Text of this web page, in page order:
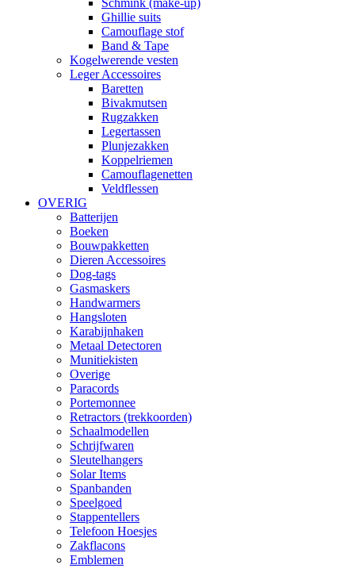
Ghillie suits
Camouflage stof
Band & Tape
Kogelwerende vesten
Leger Accessoires
Baretten
Bivakmutsen
Rugzakken
Legertassen
Plunjezakken
Koppelriemen
Camouflagenetten
Veldflessen
OVERIG
Batterijen
Boeken
Bouwpakketten
Dieren Accessoires
Dog-tags
Gasmaskers
Handwarmers
Hangsloten
Karabijnhaken
Metaal Detectoren
Munitiekisten
Overige
Paracords
Portemonnee
Retractors (trekkoorden)
Schaalmodellen
Schrijfwaren
Sleutelhangers
Solar Items
Spanbanden
Speelgoed
Stappentellers
Telefoon Hoesjes
Zakflacons
Emblemen